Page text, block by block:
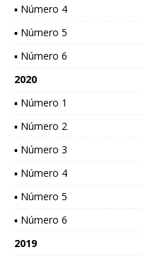
▪ Número 4
▪ Número 5
▪ Número 6
2020
▪ Número 1
▪ Número 2
▪ Número 3
▪ Número 4
▪ Número 5
▪ Número 6
2019